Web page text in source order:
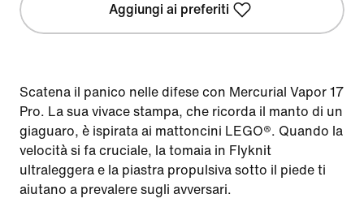
Aggiungi ai preferiti
Scatena il panico nelle difese con Mercurial Vapor 17
Pro. La sua vivace stampa, che ricorda il manto di un
giaguaro, è ispirata ai mattoncini LEGO®. Quando la
velocità si fa cruciale, la tomaia in Flyknit
ultraleggera e la piastra propulsiva sotto il piede ti
aiutano a prevalere sugli avversari.